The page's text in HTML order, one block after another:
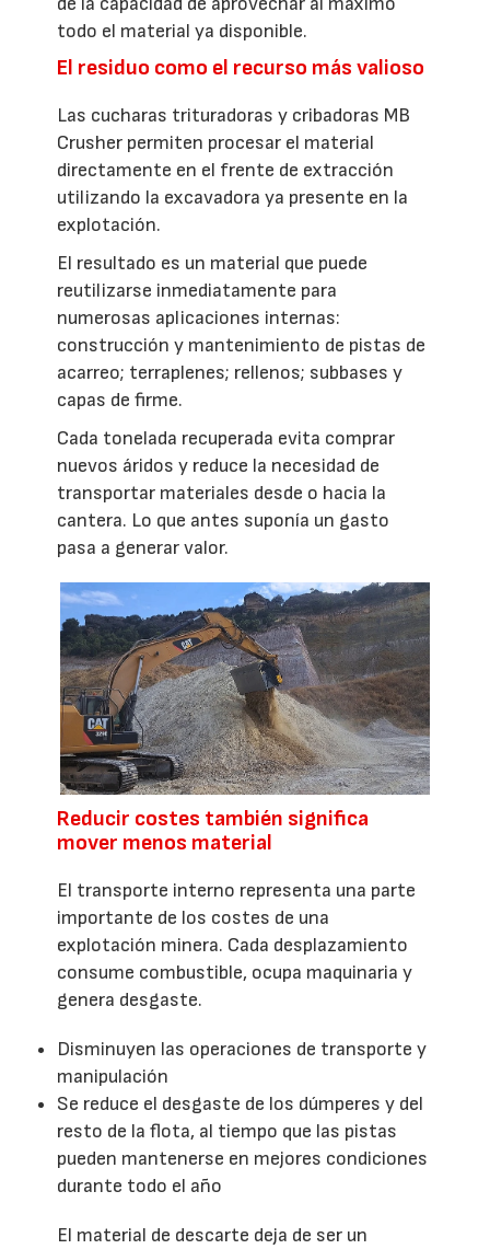
todo el material ya disponible.
El residuo como el recurso más valioso
Las cucharas trituradoras y cribadoras MB
Crusher permiten procesar el material
directamente en el frente de extracción
utilizando la excavadora ya presente en la
explotación.
El resultado es un material que puede
reutilizarse inmediatamente para
numerosas aplicaciones internas:
construcción y mantenimiento de pistas de
acarreo; terraplenes; rellenos; subbases y
capas de firme.
Cada tonelada recuperada evita comprar
nuevos áridos y reduce la necesidad de
transportar materiales desde o hacia la
cantera. Lo que antes suponía un gasto
pasa a generar valor.
Reducir costes también significa
mover menos material
El transporte interno representa una parte
importante de los costes de una
explotación minera. Cada desplazamiento
consume combustible, ocupa maquinaria y
genera desgaste.
Disminuyen las operaciones de transporte y
manipulación
Se reduce el desgaste de los dúmperes y del
resto de la flota, al tiempo que las pistas
pueden mantenerse en mejores condiciones
durante todo el año
El material de descarte deja de ser un